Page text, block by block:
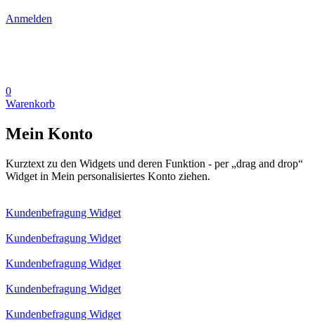
Anmelden
0
Warenkorb
Mein Konto
Kurztext zu den Widgets und deren Funktion - per „drag and drop“
Widget in Mein personalisiertes Konto ziehen.
Kundenbefragung Widget
Kundenbefragung Widget
Kundenbefragung Widget
Kundenbefragung Widget
Kundenbefragung Widget